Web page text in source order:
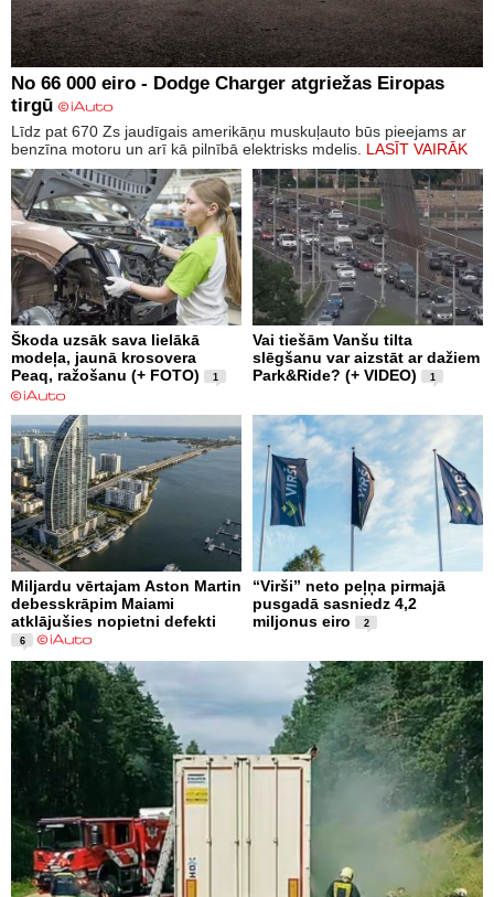
No 66 000 eiro - Dodge Charger atgriežas Eiropas
tirgū
Līdz pat 670 Zs jaudīgais amerikāņu muskuļauto būs pieejams ar
benzīna motoru un arī kā pilnībā elektrisks mdelis. LASĪT VAIRĀK
Škoda uzsāk sava lielākā
modeļa, jaunā krosovera
Peaq, ražošanu (+ FOTO)
1
Vai tiešām Vanšu tilta
slēgšanu var aizstāt ar dažiem
Park&Ride? (+ VIDEO)
1
Miljardu vērtajam Aston Martin
debesskrāpim Maiami
atklājušies nopietni defekti
6
“Virši” neto peļņa pirmajā
pusgadā sasniedz 4,2
miljonus eiro
2